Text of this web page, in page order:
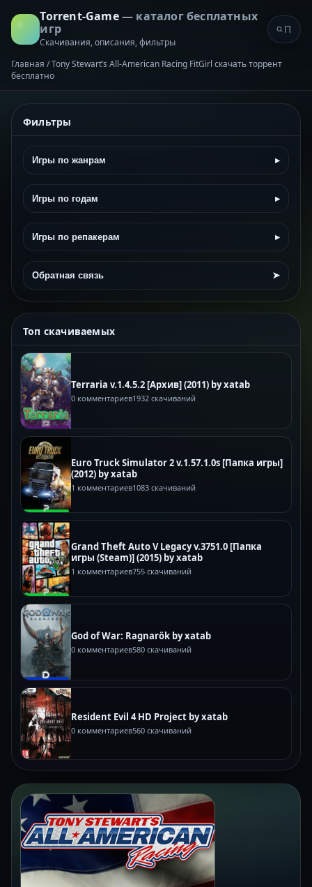
Torrent-Game— каталог бесплатных
игр
Скачивания, описания, фильтры
Главная /Tony Stewart’s All-American Racing FitGirl скачать торрент
бесплатно
Фильтры
Игры по жанрам ▸
Игры по годам ▸
Игры по репакерам ▸
Обратная связь ➤
Топ скачиваемых
Terraria v.1.4.5.2 [Архив] (2011) by xatab
0 комментариев1932 скачиваний
Euro Truck Simulator 2 v.1.57.1.0s [Папка игры]
(2012) by xatab
1 комментариев1083 скачиваний
Grand Theft Auto V Legacy v.3751.0 [Папка
игры (Steam)] (2015) by xatab
1 комментариев755 скачиваний
God of War: Ragnarök by xatab
0 комментариев580 скачиваний
Resident Evil 4 HD Project by xatab
0 комментариев560 скачиваний